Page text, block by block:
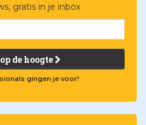
gratis in je inbox
de hoogte
gingen je voor!